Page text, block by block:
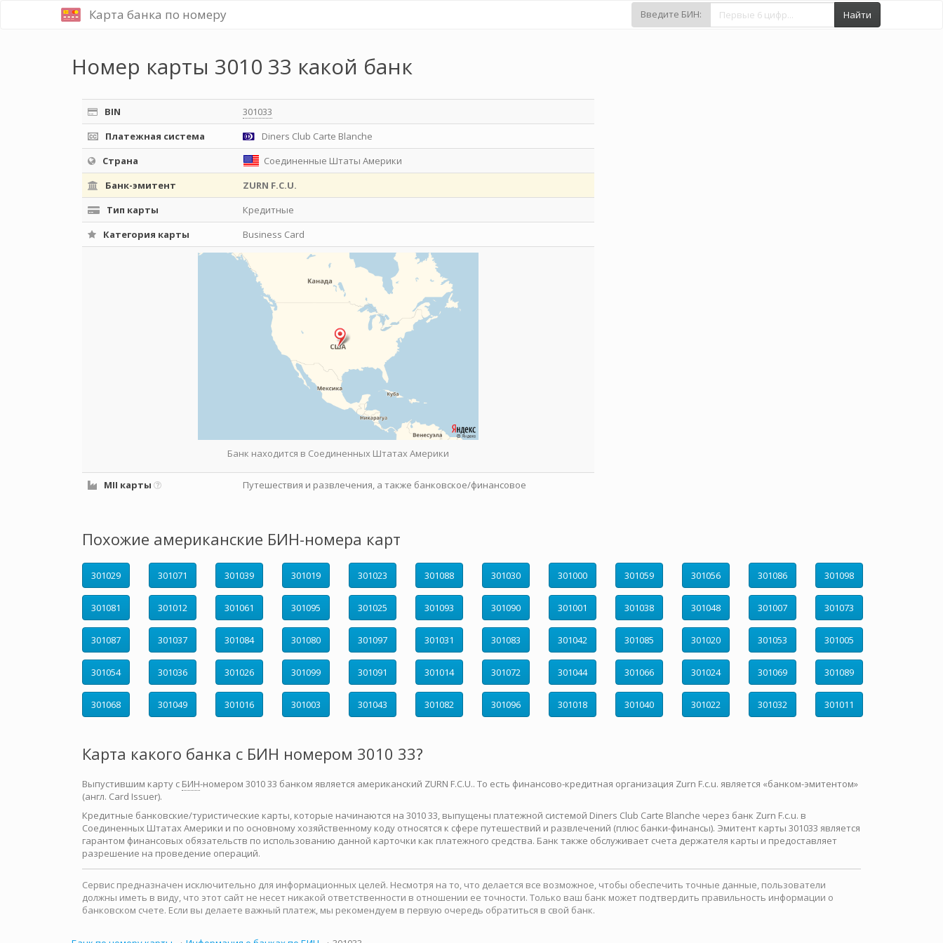
Карта банка по номеру Введите БИН: Найти
Номер карты 3010 33 какой банк
BIN
301033
Платежная система
Diners Club Carte Blanche
Страна
Соединенные Штаты Америки
Банк-эмитент
ZURN F.C.U.
Тип карты
Кредитные
Категория карты
Business Card
Банк находится в Соединенных Штатах Америки
MII карты Путешествия и развлечения, а также банковское/финансовое
Похожие американские БИН-номера карт
301029 301071 301039 301019 301023 301088 301030 301000 301059 301056 301086 301098
301081 301012 301061 301095 301025 301093 301090 301001 301038 301048 301007 301073
301087 301037 301084 301080 301097 301031 301083 301042 301085 301020 301053 301005
301054 301036 301026 301099 301091 301014 301072 301044 301066 301024 301069 301089
301068 301049 301016 301003 301043 301082 301096 301018 301040 301022 301032 301011
Карта какого банка с БИН номером 3010 33?
Выпустившим карту с БИН-номером 3010 33 банком является американский ZURN F.C.U.. То есть финансово-кредитная организация Zurn F.c.u. является «банком-эмитентом»
(англ. Card Issuer).
Кредитные банковские/туристические карты, которые начинаются на 3010 33, выпущены платежной системой Diners Club Carte Blanche через банк Zurn F.c.u. в
Соединенных Штатах Америки и по основному хозяйственному коду относятся к сфере путешествий и развлечений (плюс банки-финансы). Эмитент карты 301033 является
гарантом финансовых обязательств по использованию данной карточки как платежного средства. Банк также обслуживает счета держателя карты и предоставляет
разрешение на проведение операций.
Сервис предназначен исключительно для информационных целей. Несмотря на то, что делается все возможное, чтобы обеспечить точные данные, пользователи
должны иметь в виду, что этот сайт не несет никакой ответственности в отношении ее точности. Только ваш банк может подтвердить правильность информации о
банковском счете. Если вы делаете важный платеж, мы рекомендуем в первую очередь обратиться в свой банк.